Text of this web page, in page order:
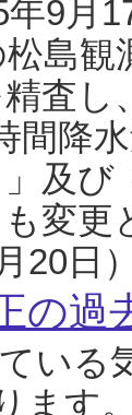
9月
島観
査し
間降
及
変更
20日）
の過
いる
ます